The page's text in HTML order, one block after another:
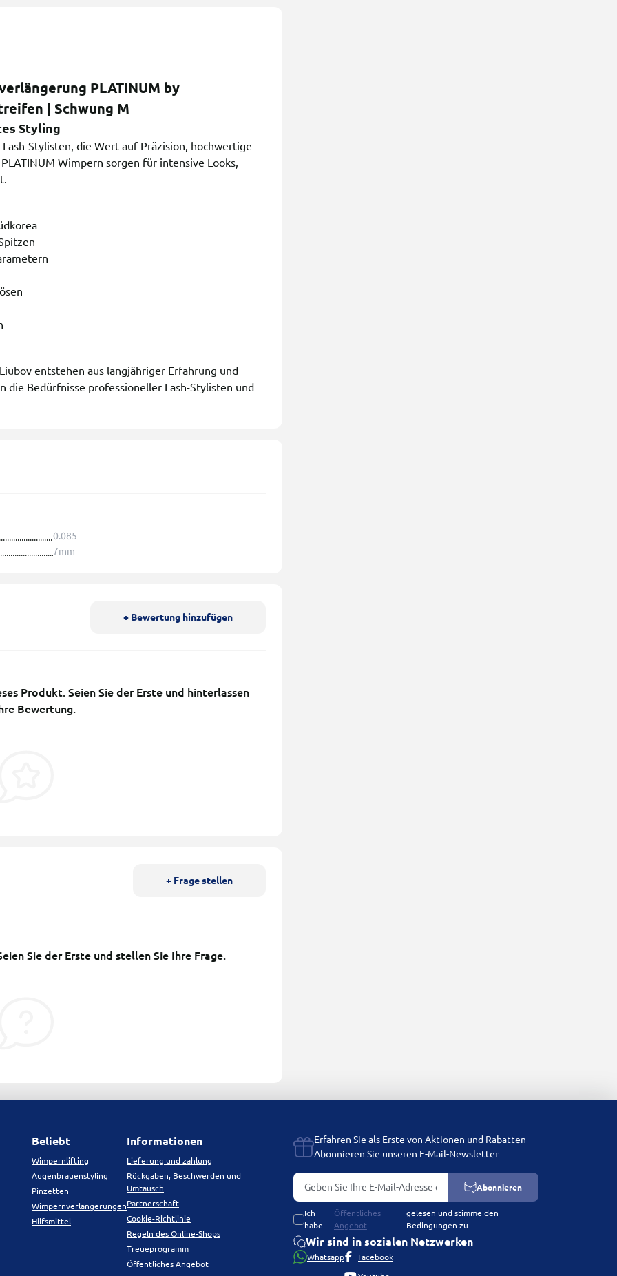
PLATINUM by
| Schwung M
Styling
Stylisten, die Wert auf Präzision, hochwertige
Wimpern sorgen für intensive Looks,
entstehen aus langjähriger Erfahrung und
die Bedürfnisse professioneller Lash-Stylisten und
0.085
7mm
+ Bewertung hinzufügen
Produkt. Seien Sie der Erste und hinterlassen
Bewertung.
+ Frage stellen
Sie der Erste und stellen Sie Ihre Frage.
Beliebt
Wimpernlifting
Augenbrauenstyling
Pinzetten
Wimpernverlängerungen
Hilfsmittel
Informationen
Lieferung und zahlung
Rückgaben, Beschwerden und
Umtausch
Partnerschaft
Cookie-Richtlinie
Regeln des Online-Shops
Treueprogramm
Öffentliches Angebot
Wir sind in sozialen Netzwerken
Whatsapp Facebook
Erfahren Sie als Erste von Aktionen und Rabatten
Abonnieren Sie unseren E-Mail-Newsletter
Abonnieren
Ich
habe
Öffentliches
Angebot
gelesen und stimme den
Bedingungen zu